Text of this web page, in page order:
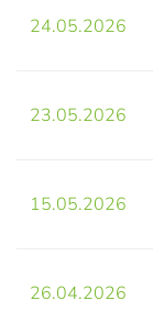
24.05.2026
23.05.2026
15.05.2026
26.04.2026